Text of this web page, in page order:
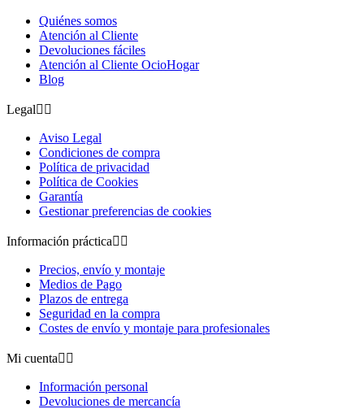
Quiénes somos
Atención al Cliente
Devoluciones fáciles
Atención al Cliente OcioHogar
Blog
Legal 
Aviso Legal
Condiciones de compra
Política de privacidad
Política de Cookies
Garantía
Gestionar preferencias de cookies
Información práctica 
Precios, envío y montaje
Medios de Pago
Plazos de entrega
Seguridad en la compra
Costes de envío y montaje para profesionales
Mi cuenta 
Información personal
Devoluciones de mercancía